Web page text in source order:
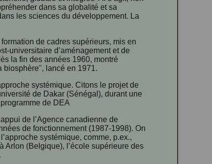
dans sa globalité et sa
les sciences du développement. La
de cadres supérieurs, mis en
universitaire d’aménagement et de
la fin des années 1960, montré
biosphère", lancé en 1971.
systémique. Citons le projet de
de Dakar (Sénégal), durant une
de DEA
de l’Agence canadienne de
de fonctionnement (1987-1998). On
systémique, comme, p.ex.,
Arlon (Belgique), l’école supérieure des